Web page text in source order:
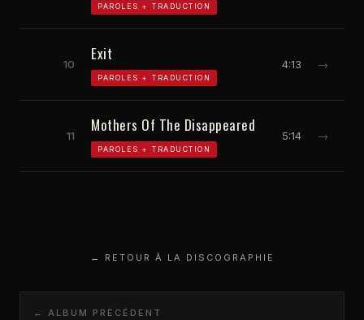
PAROLES + TRADUCTION
10
Exit
PAROLES + TRADUCTION
4:13 →
11
Mothers Of The Disappeared
PAROLES + TRADUCTION
5:14 →
← RETOUR À LA DISCOGRAPHIE
← ALBUM PRÉCÉDENT